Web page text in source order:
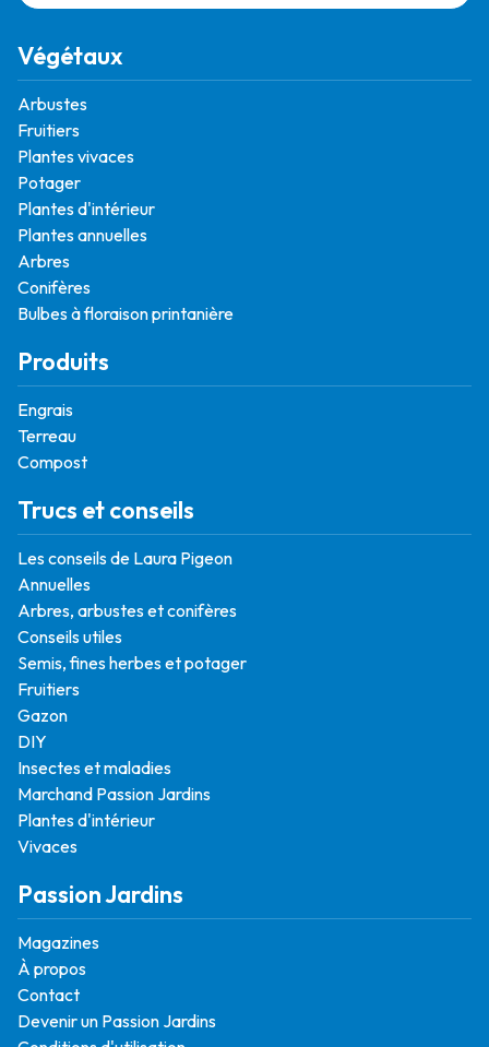
Végétaux
Arbustes
Fruitiers
Plantes vivaces
Potager
Plantes d'intérieur
Plantes annuelles
Arbres
Conifères
Bulbes à floraison printanière
Produits
Engrais
Terreau
Compost
Trucs et conseils
Les conseils de Laura Pigeon
Annuelles
Arbres, arbustes et conifères
Conseils utiles
Semis, fines herbes et potager
Fruitiers
Gazon
DIY
Insectes et maladies
Marchand Passion Jardins
Plantes d'intérieur
Vivaces
Passion Jardins
Magazines
À propos
Contact
Devenir un Passion Jardins